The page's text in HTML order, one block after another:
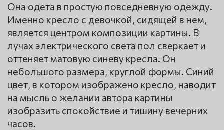
Она одета в простую повседневную одежду.
Именно кресло с девочкой, сидящей в нем,
является центром композиции картины. В
лучах электрического света пол сверкает и
оттеняет матовую синеву кресла. Он
небольшого размера, круглой формы. Синий
цвет, в котором изображено кресло, наводит
на мысль о желании автора картины
изобразить спокойствие и тишину вечерних
часов.